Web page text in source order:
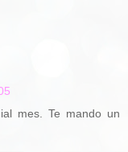
mes. Te mando un